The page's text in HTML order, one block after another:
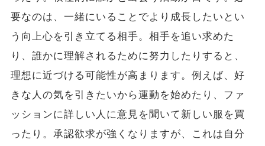
要なのは、一緒にいることでより成長したいとい
う向上心を引き立てる相手。相手を追い求めた
り、誰かに理解されるために努力したりすると、
理想に近づける可能性が高まります。例えば、好
きな人の気を引きたいから運動を始めたり、ファ
ッションに詳しい人に意見を聞いて新しい服を買
ったり。承認欲求が強くなりますが、これは自分